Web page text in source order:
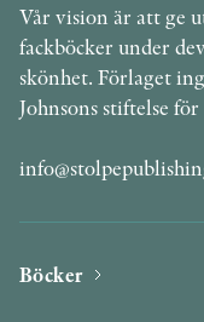
Vår vision är att ge
fackböcker under
skönhet. Förlaget
Johnsons stiftelse
Böcker